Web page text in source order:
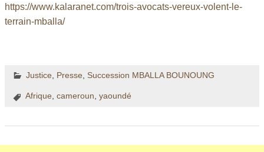
https://www.kalaranet.com/trois-avocats-vereux-volent-le-
terrain-mballa/
Justice Presse Succession MBALLA BOUNOUNG
Afrique, cameroun, yaoundé